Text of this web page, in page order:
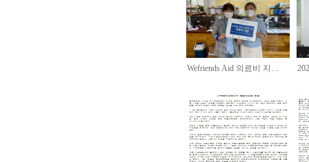
Wefriends Aid 의료비 지…